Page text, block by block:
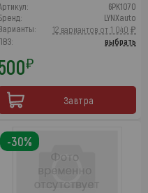
6PK1070
LYNXauto
12 вариантов от 1 040 ₽
выбрать
₽
Завтра
-30%